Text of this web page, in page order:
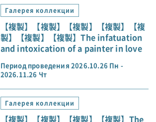
Галерея коллекции
【複製】【複製】【複製】【複製】【複
製】【複製】【複製】The infatuation
and intoxication of a painter in love
Период проведения 2026.10.26 Пн -
2026.11.26 Чт
Галерея коллекции
【複製】【複製】【複製】【複製】The